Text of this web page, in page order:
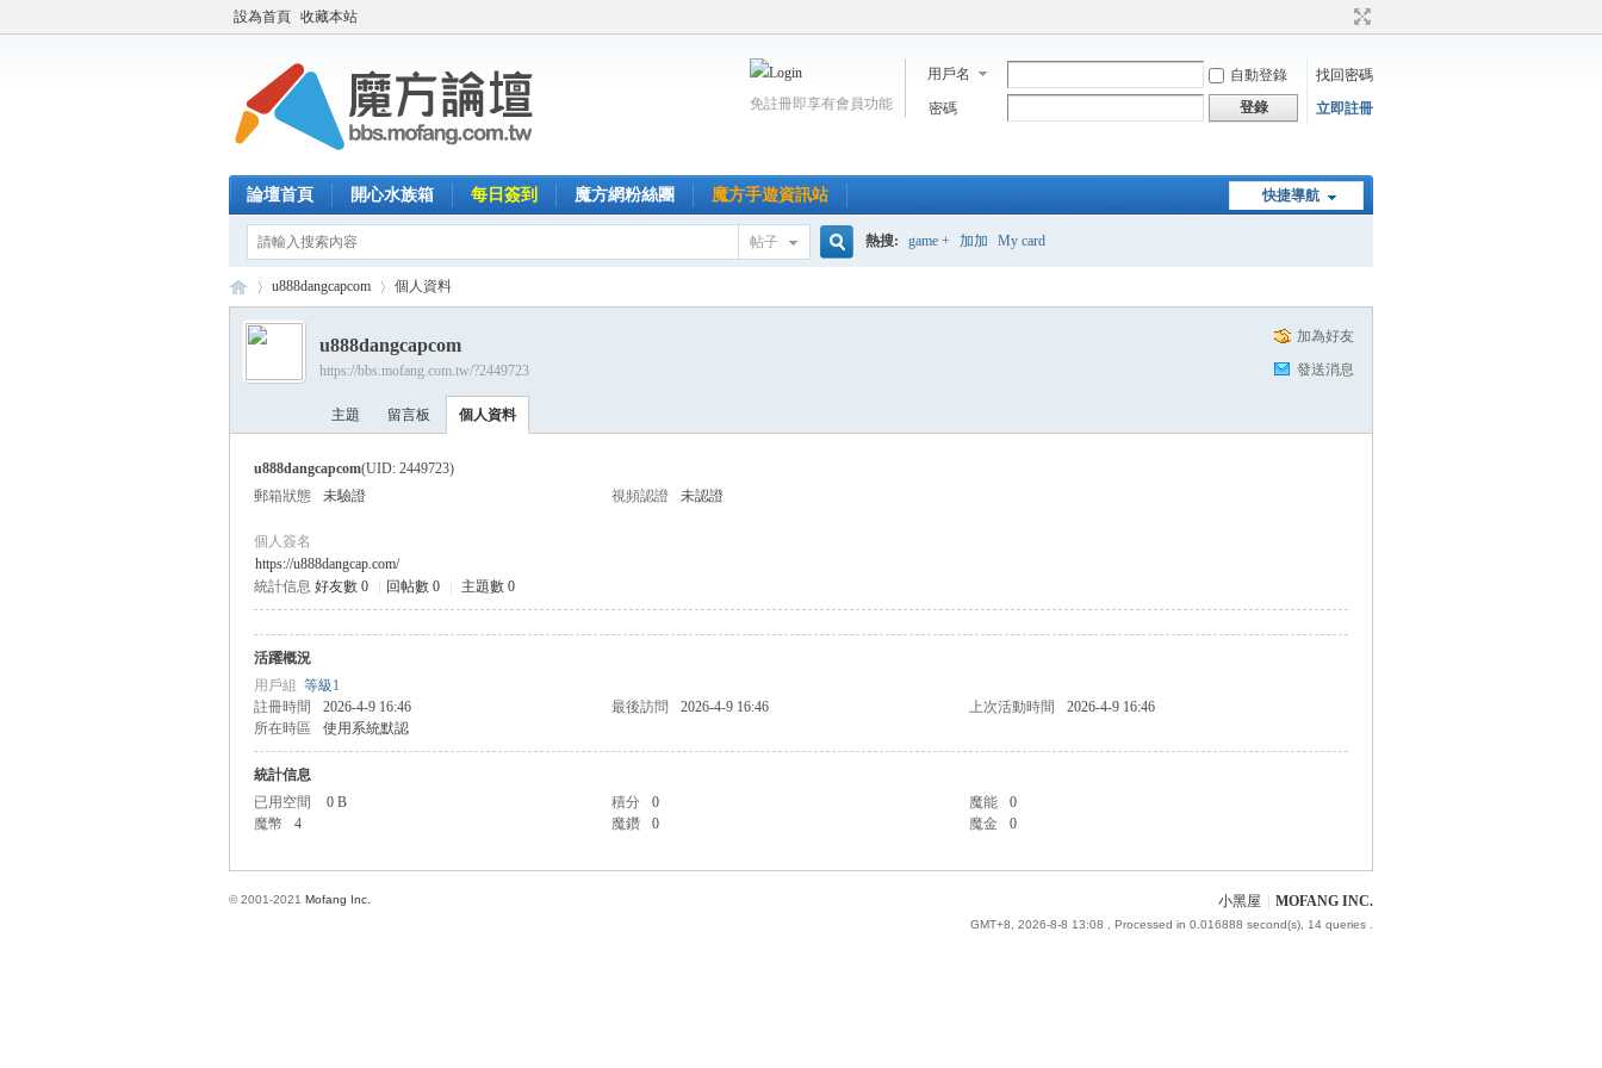
設為首頁 收藏本站
用戶名 自動登錄
找回密碼
密碼
登錄 立即註冊
免註冊即享有會員功能
快捷導航
論壇首頁 開心水族箱 每日簽到 魔方網粉絲團 魔方手遊資訊站
帖子 熱搜: game + 加加 My card
›
u888dangcapcom 個人資料
加為好友
發送消息
u888dangcapcom
https://bbs.mofang.com.tw/?2449723
主題 留言板 個人資料
u888dangcapcom(UID: 2449723)
郵箱狀態
未驗證 視頻認證 未認證
個人簽名
https://u888dangcap.com/
統計信息 好友數 0 回帖數 0 主題數 0
活躍概況
用戶組 等級1
註冊時間
2026-4-9 16:46 最後訪問 2026-4-9 16:46 上次活動時間
2026-4-9 16:46
所在時區
使用系統默認
統計信息
已用空間
0 B 積分 0 魔能
0
魔幣
4 魔鑽 0 魔金 0
小黑屋 MOFANG INC.
GMT+8, 2026-8-8 13:08 , Processed in 0.016888 second(s), 14 queries .
© 2001-2021 Mofang Inc.